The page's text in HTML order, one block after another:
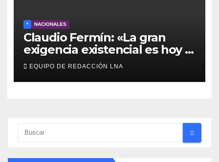
* NACIONALES
Claudio Fermín: «La gran
exigencia existencial es hoy la
defensa de la soberanía»
EQUIPO DE REDACCIÓN LNA